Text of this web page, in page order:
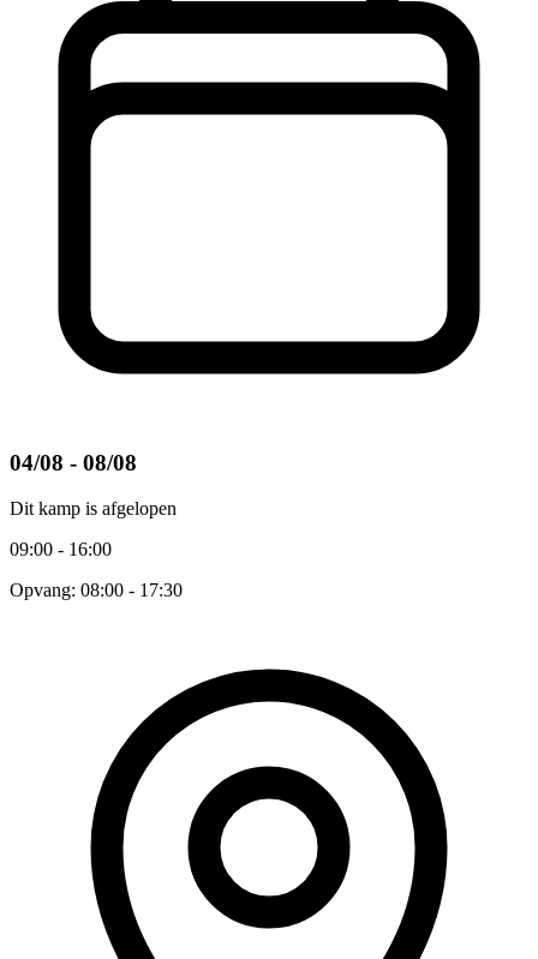
04/08 - 08/08
Dit kamp is afgelopen
09:00 - 16:00
Opvang: 08:00 - 17:30